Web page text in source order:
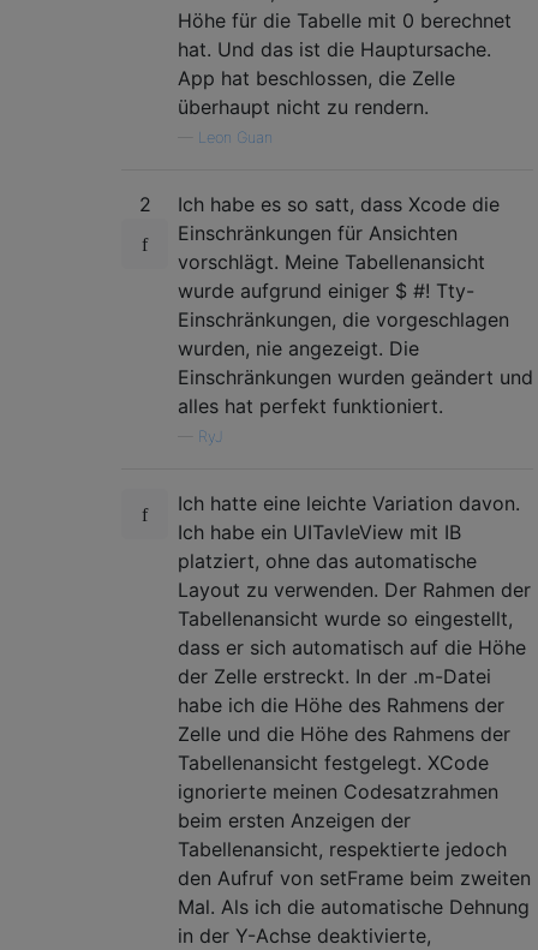
Höhe für die Tabelle mit 0 berechnet
hat. Und das ist die Hauptursache.
App hat beschlossen, die Zelle
überhaupt nicht zu rendern.
Leon Guan
2
Ich habe es so satt, dass Xcode die
Einschränkungen für Ansichten
vorschlägt. Meine Tabellenansicht
wurde aufgrund einiger $ #! Tty-
Einschränkungen, die vorgeschlagen
wurden, nie angezeigt. Die
Einschränkungen wurden geändert und
alles hat perfekt funktioniert.
RyJ
Ich hatte eine leichte Variation davon.
Ich habe ein UITavleView mit IB
platziert, ohne das automatische
Layout zu verwenden. Der Rahmen der
Tabellenansicht wurde so eingestellt,
dass er sich automatisch auf die Höhe
der Zelle erstreckt. In der .m-Datei
habe ich die Höhe des Rahmens der
Zelle und die Höhe des Rahmens der
Tabellenansicht festgelegt. XCode
ignorierte meinen Codesatzrahmen
beim ersten Anzeigen der
Tabellenansicht, respektierte jedoch
den Aufruf von setFrame beim zweiten
Mal. Als ich die automatische Dehnung
in der Y-Achse deaktivierte,